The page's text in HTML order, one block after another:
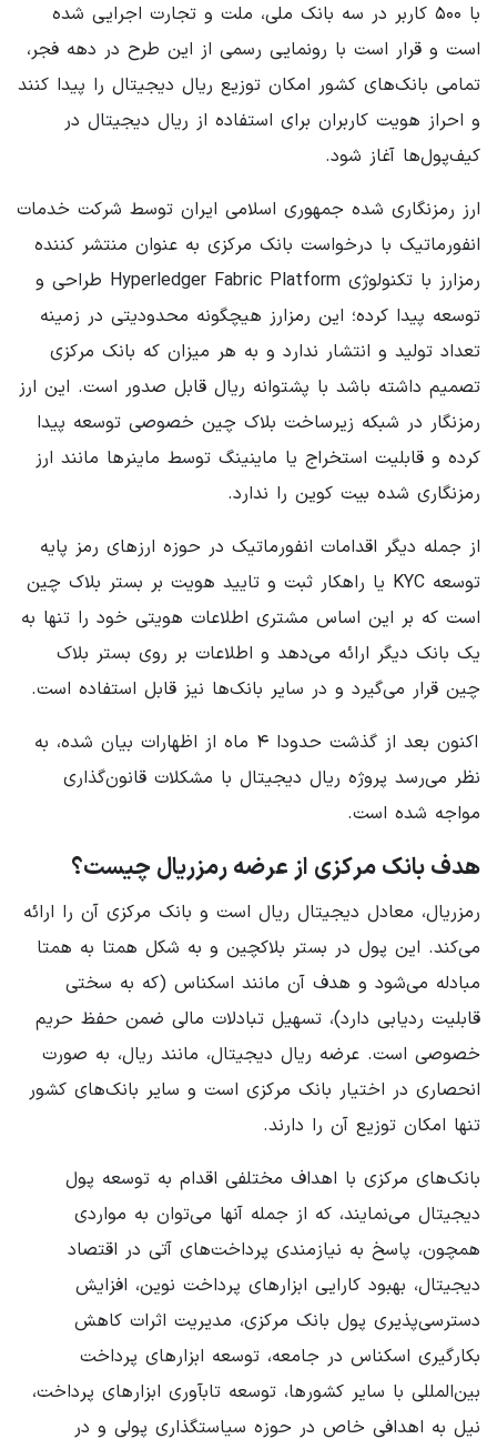
با ۵۰۰ کاربر در سه بانک ملی، ملت و تجارت اجرایی شده
است و قرار است با رونمایی رسمی از این طرح در دهه فجر،
تمامی بانک‌های کشور امکان توزیع ریال دیجیتال را پیدا کنند
و احراز هویت کاربران برای استفاده از ریال دیجیتال در
کیف‌پول‌ها آغاز شود.
ارز رمزنگاری شده جمهوری اسلامی ایران توسط شرکت خدمات
انفورماتیک با درخواست بانک مرکزی به عنوان منتشر کننده
رمزارز با تکنولوژی Hyperledger Fabric Platform طراحی و
توسعه پیدا کرده؛ این رمزارز هیچگونه محدودیتی در زمینه
تعداد تولید و انتشار ندارد و به هر میزان که بانک مرکزی
تصمیم داشته باشد با پشتوانه ریال قابل صدور است. این ارز
رمزنگار در شبکه زیرساخت بلاک چین خصوصی توسعه پیدا
کرده و قابلیت استخراج یا ماینینگ توسط ماینرها مانند ارز
رمزنگاری شده بیت کوین را ندارد.
از جمله دیگر اقدامات انفورماتیک در حوزه ارزهای رمز پایه
توسعه KYC یا راهکار ثبت و تایید هویت بر بستر بلاک چین
است که بر این اساس مشتری اطلاعات هویتی خود را تنها به
یک بانک دیگر ارائه می‌دهد و اطلاعات بر روی بستر بلاک
چین قرار می‌گیرد و در سایر بانک‌ها نیز قابل استفاده است.
اکنون بعد از گذشت حدودا ۴ ماه از اظهارات بیان شده، به
نظر می‌رسد پروژه ریال دیجیتال با مشکلات قانون‌گذاری
مواجه شده است.
هدف بانک مرکزی از عرضه رمزریال چیست؟
رمزریال، معادل دیجیتال ریال است و بانک مرکزی آن را ارائه
می‌کند. این پول در بستر بلاکچین و به شکل همتا به همتا
مبادله می‌شود و هدف آن مانند اسکناس (که به سختی
قابلیت ردیابی دارد)، تسهیل تبادلات مالی ضمن حفظ حریم
خصوصی است. عرضه ریال دیجیتال، مانند ریال، به‌ صورت
انحصاری در اختیار بانک مرکزی است و سایر بانک‌های کشور
تنها امکان توزیع آن را دارند.
بانک‌های مرکزی با اهداف مختلفی اقدام به توسعه پول
دیجیتال می‌نمایند، که از جمله آنها می‌توان به مواردی
همچون، پاسخ به نیازمندی پرداخت‌های آتی در اقتصاد
دیجیتال، بهبود کارایی ابزارهای پرداخت نوین، افزایش
دسترسی‌پذیری پول بانک مرکزی، مدیریت اثرات کاهش
بکارگیری اسکناس در جامعه، توسعه ابزارهای پرداخت
بین‌المللی با سایر کشورها، توسعه تابآوری ابزارهای پرداخت،
نیل به اهدافی خاص در حوزه سیاستگذاری پولی و در